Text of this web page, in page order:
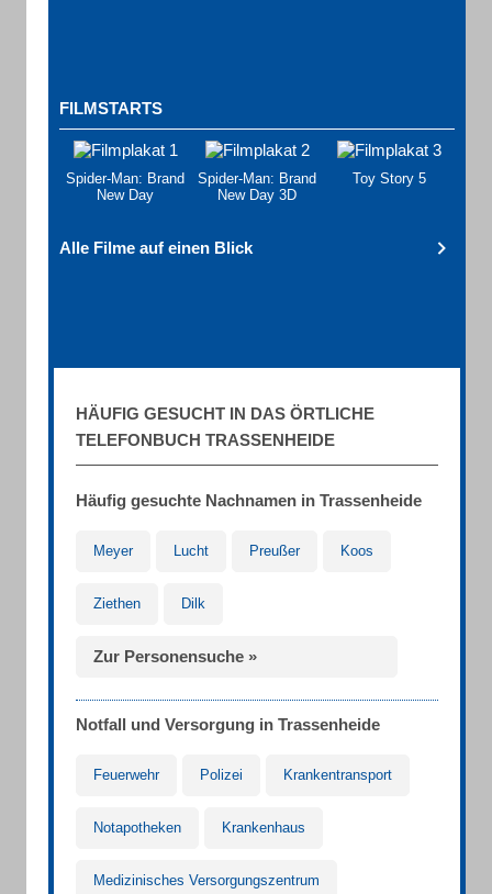
FILMSTARTS
Spider-Man: Brand
New Day
Spider-Man: Brand
New Day 3D
Toy Story 5
Alle Filme auf einen Blick
HÄUFIG GESUCHT IN DAS ÖRTLICHE
TELEFONBUCH TRASSENHEIDE
Häufig gesuchte Nachnamen in Trassenheide
Meyer Lucht Preußer Koos
Ziethen Dilk
Zur Personensuche »
Notfall und Versorgung in Trassenheide
Feuerwehr Polizei Krankentransport
Notapotheken Krankenhaus
Medizinisches Versorgungszentrum